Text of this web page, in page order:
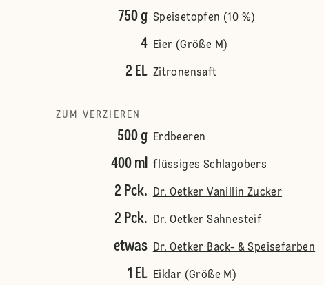
750 g Speisetopfen (10 %)
4 Eier (Größe M)
2 EL Zitronensaft
ZUM VERZIEREN
500 g Erdbeeren
400 ml flüssiges Schlagobers
2 Pck. Dr. Oetker Vanillin Zucker
2 Pck. Dr. Oetker Sahnesteif
etwas Dr. Oetker Back- & Speisefarben
1 EL Eiklar (Größe M)